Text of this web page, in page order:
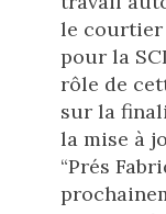
le
pour la
rôle de
sur la
la mise à
“Prés